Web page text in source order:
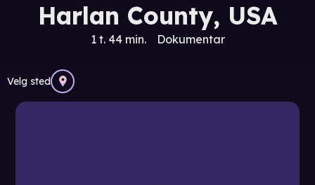
Harlan County, USA
1 t. 44 min. Dokumentar
Velg sted